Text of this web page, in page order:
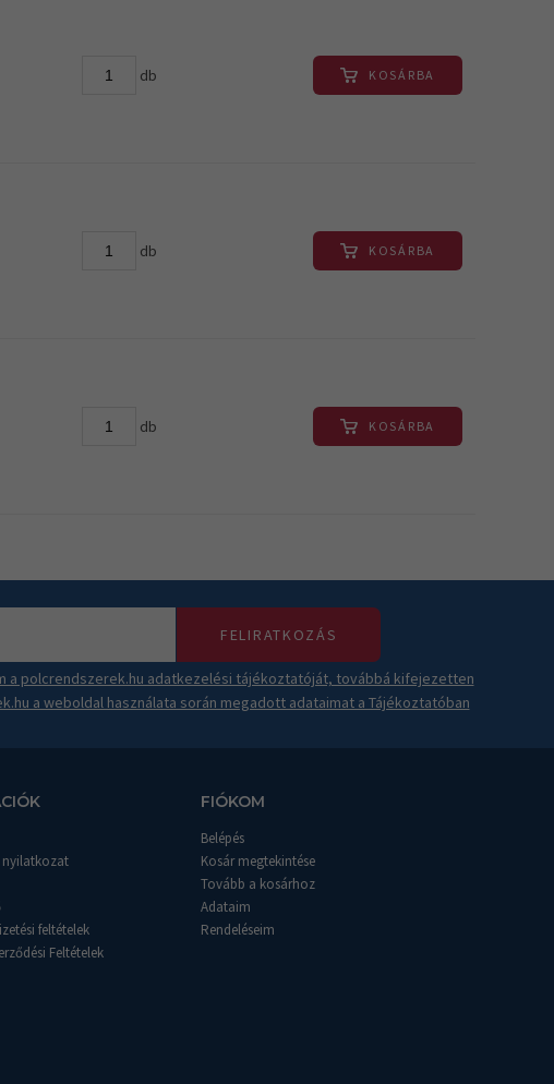
db KOSÁRBA
db KOSÁRBA
db KOSÁRBA
FELIRATKOZÁS
a polcrendszerek.hu adatkezelési tájékoztatóját, továbbá kifejezetten
a weboldal használata során megadott adataimat a Tájékoztatóban
nyilatkozat
feltételek
Feltételek
FIÓKOM
Belépés
Kosár megtekintése
Tovább a kosárhoz
Adataim
Rendeléseim